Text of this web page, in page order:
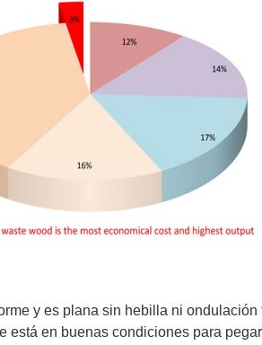
y es plana sin hebilla ni ondulación
está en buenas condiciones para